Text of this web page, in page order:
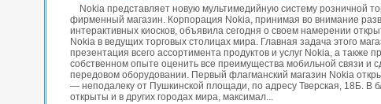
Nokia представляет новую мультимедийную систему розничной
фирменный магазин. Корпорация Nokia, принимая во внимание
интерактивных киосков, объявила сегодня о своем намерении
Nokia в ведущих торговых столицах мира. Главная задача этого
презентация всего ассортимента продуктов и услуг Nokia, а также
собственном опыте оценить все преимущества мобильной связи и
передовом оборудовании. Первый флагманский магазин Nokia
— неподалеку от Пушкинской площади, по адресу Тверская, 18Б. В
открыты и в других городах мира, максимал...